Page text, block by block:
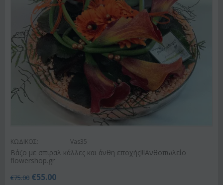
ΚΩΔΙΚΟΣ: Vas35
Βάζο με σπιραλ κάλλες και άνθη εποχής!!!Ανθοπωλείο
flowershop.gr
€75.00 €55.00